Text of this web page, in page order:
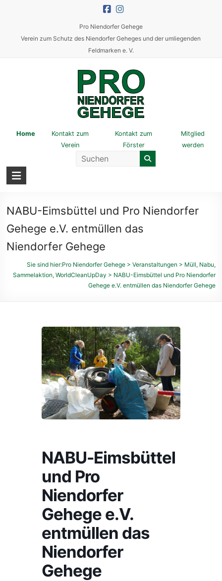
content
Pro Niendorfer Gehege
Verein zum Schutz des Niendorfer Geheges und der umliegenden
Feldmarken e. V.
Pro
Gehege
Schutz
des
Niendorfer
Geheges
der
Home
Kontakt zum
Verein
Kontakt zum
Förster
Mitglied
werden
NABU-Eimsbüttel und Pro Niendorfer
Gehege e.V. entmüllen das
Niendorfer Gehege
Sie sind hier:Pro Niendorfer Gehege> Veranstaltungen > Müll, Nabu,
Sammelaktion, WorldCleanUpDay > NABU-Eimsbüttel und Pro Niendorfer
Gehege e.V. entmüllen das Niendorfer Gehege
NABU-Eimsbüttel
und Pro
Niendorfer
Gehege e.V.
entmüllen das
Niendorfer
Gehege